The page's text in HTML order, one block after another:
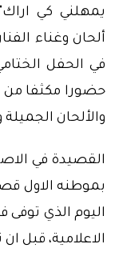
يمهلني كي
ألحان وغناء
في الحفل
حضورا مكثفا من
والألحان الجميلة
بموطنه الاول
اليوم الذي
الاعلامية، قبل